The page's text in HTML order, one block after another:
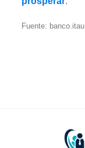
Fuente: banco.itau